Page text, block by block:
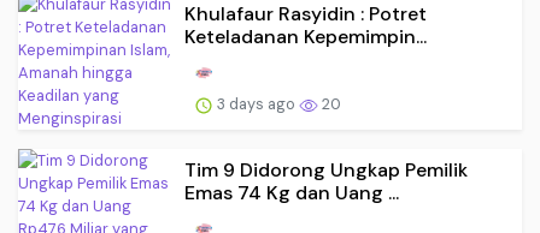
Khulafaur Rasyidin : Potret
Keteladanan Kepemimpin...
3 days ago 20
Tim 9 Didorong Ungkap Pemilik
Emas 74 Kg dan Uang ...